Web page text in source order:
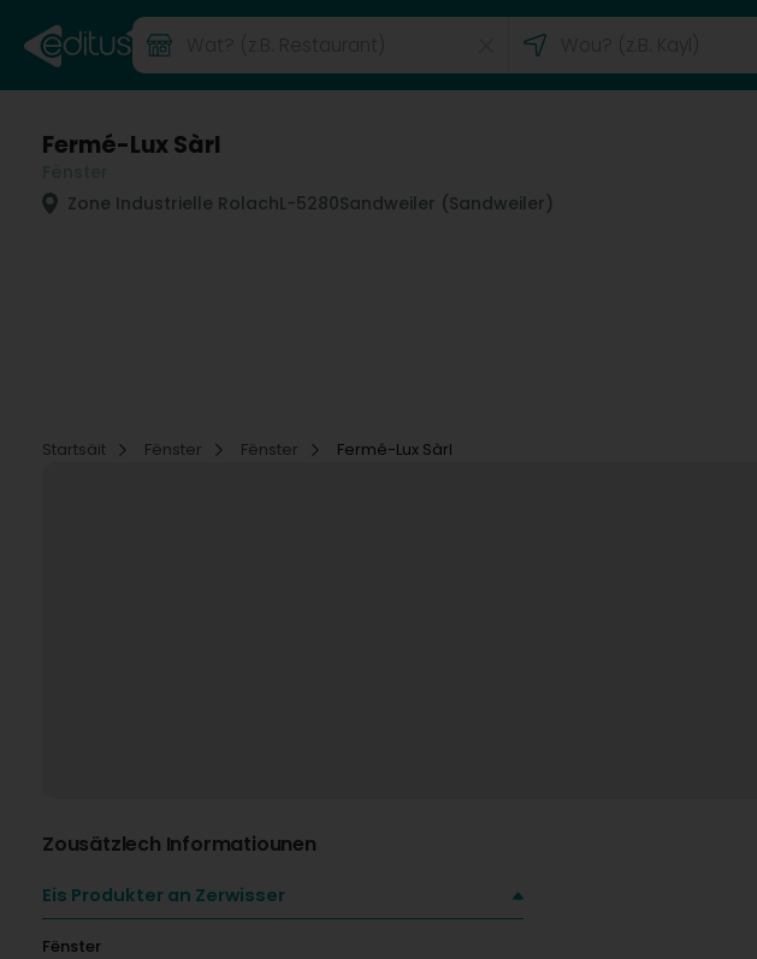
Fermé-Lux Sàrl
Zone Industrielle RolachL-5280Sandweiler (Sandweiler)
Startsäit
Fënster Fënster Fermé-Lux Sàrl
Zousätzlech Informatiounen
Eis Produkter an Zerwisser
Fënster